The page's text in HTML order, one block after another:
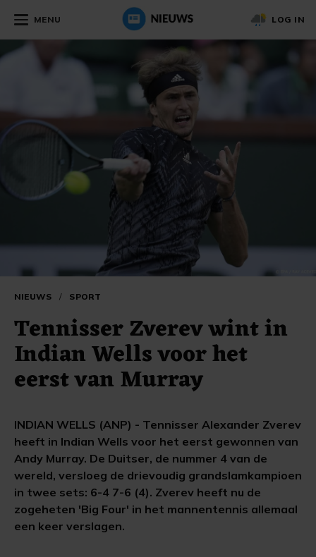
MENU LOG IN
NIEUWS / SPORT
Tennisser Zverev wint in
Indian Wells voor het
eerst van Murray
INDIAN WELLS (ANP) - Tennisser Alexander Zverev
heeft in Indian Wells voor het eerst gewonnen van
Andy Murray. De Duitser, de nummer 4 van de
wereld, versloeg de drievoudig grandslamkampioen
in twee sets: 6-4 7-6 (4). Zverev heeft nu de
zogeheten 'Big Four' in het mannentennis allemaal
een keer verslagen.